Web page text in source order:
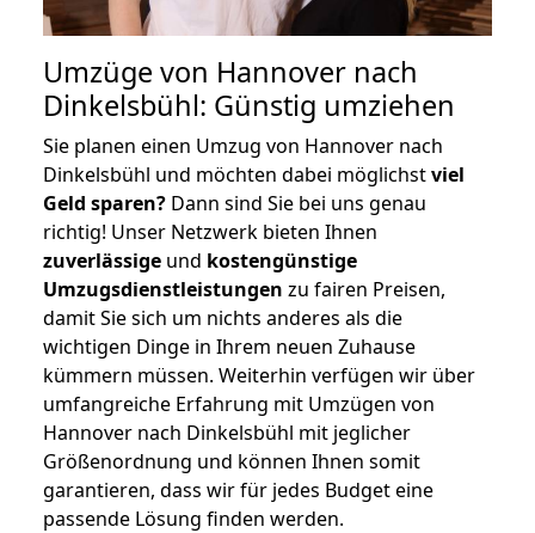
Umzüge von Hannover nach
Dinkelsbühl: Günstig umziehen
Sie planen einen Umzug von Hannover nach
Dinkelsbühl und möchten dabei möglichstviel
Geld sparen? Dann sind Sie bei uns genau
richtig! Unser Netzwerk bieten Ihnen
zuverlässige und kostengünstige
Umzugsdienstleistungen zu fairen Preisen,
damit Sie sich um nichts anderes als die
wichtigen Dinge in Ihrem neuen Zuhause
kümmern müssen. Weiterhin verfügen wir über
umfangreiche Erfahrung mit Umzügen von
Hannover nach Dinkelsbühl mit jeglicher
Größenordnung und können Ihnen somit
garantieren, dass wir für jedes Budget eine
passende Lösung finden werden.